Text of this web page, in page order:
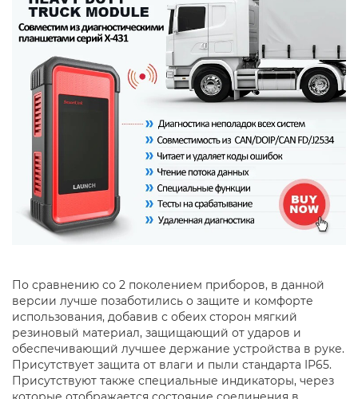
По сравнению со 2 поколением приборов, в данной
версии лучше позаботились о защите и комфорте
использования, добавив с обеих сторон мягкий
резиновый материал, защищающий от ударов и
обеспечивающий лучшее держание устройства в руке.
Присутствует защита от влаги и пыли стандарта IP65.
Присутствуют также специальные индикаторы, через